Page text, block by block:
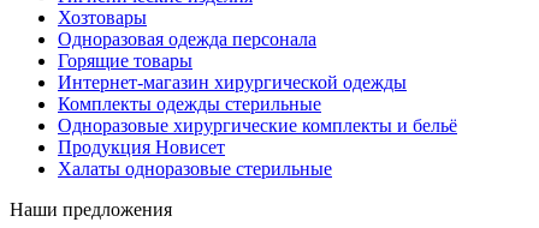
Хозтовары
Одноразовая одежда персонала
Горящие товары
Интернет-магазин хирургической одежды
Комплекты одежды стерильные
Одноразовые хирургические комплекты и бельё
Продукция Новисет
Халаты одноразовые стерильные
Наши предложения